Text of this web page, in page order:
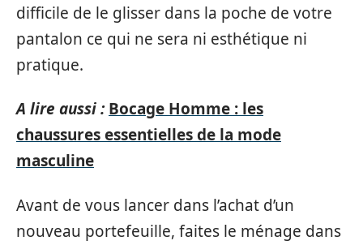
difficile de le glisser dans la poche de votre
pantalon ce qui ne sera ni esthétique ni
pratique.
A lire aussi : Bocage Homme : les
chaussures essentielles de la mode
masculine
Avant de vous lancer dans l’achat d’un
nouveau portefeuille, faites le ménage dans